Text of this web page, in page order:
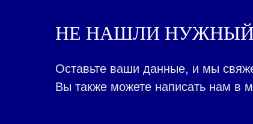
НЕ НАШЛИ НУЖНЫЙ
Оставьте ваши данные, и мы
Вы также можете написать нам в